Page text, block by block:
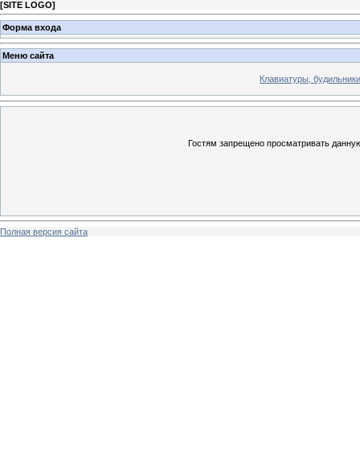
[SITE LOGO]
Форма входа
Меню сайта
Клавиатуры,
Гостям запрещено просматривать
Полная версия сайта